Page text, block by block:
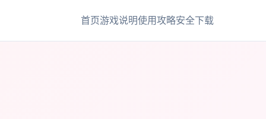
首页游戏说明使用攻略安全下载